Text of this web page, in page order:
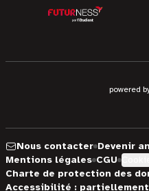
powered
Nous contacter Devenir
Mentions légales CGU
Charte de protection des
Accessibilité :